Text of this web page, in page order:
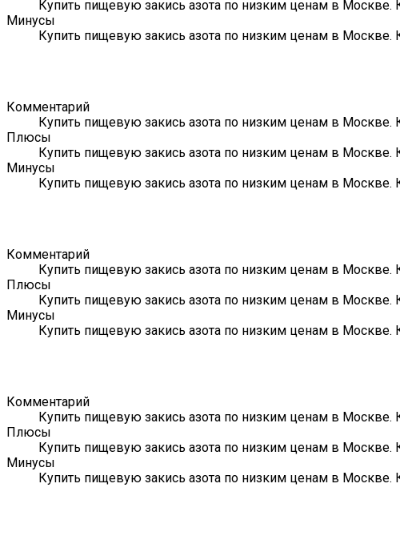
Купить пищевую закись азота по низким ценам в Москве.
Минусы
Купить пищевую закись азота по низким ценам в Москве.
Комментарий
Купить пищевую закись азота по низким ценам в Москве.
Плюсы
Купить пищевую закись азота по низким ценам в Москве.
Минусы
Купить пищевую закись азота по низким ценам в Москве.
Комментарий
Купить пищевую закись азота по низким ценам в Москве.
Плюсы
Купить пищевую закись азота по низким ценам в Москве.
Минусы
Купить пищевую закись азота по низким ценам в Москве.
Комментарий
Купить пищевую закись азота по низким ценам в Москве.
Плюсы
Купить пищевую закись азота по низким ценам в Москве.
Минусы
Купить пищевую закись азота по низким ценам в Москве.